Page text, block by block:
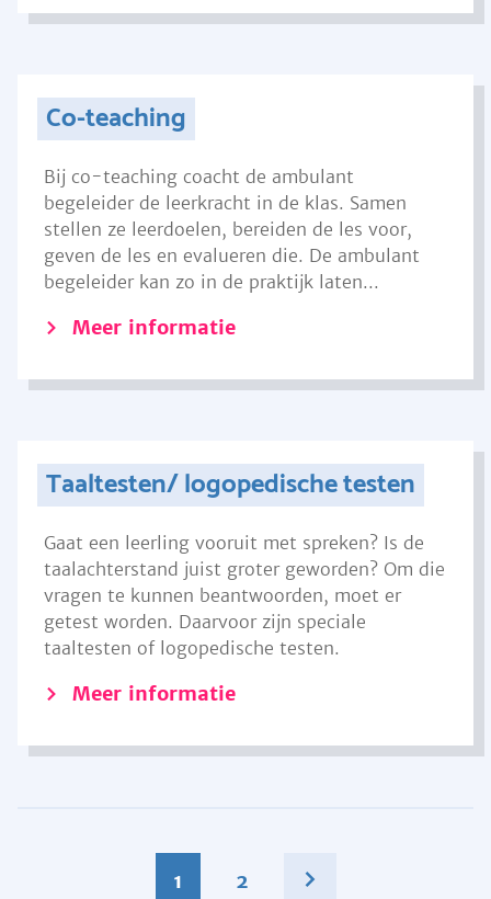
Co-teaching
Bij co-teaching coacht de ambulant
begeleider de leerkracht in de klas. Samen
stellen ze leerdoelen, bereiden de les voor,
geven de les en evalueren die. De ambulant
begeleider kan zo in de praktijk laten...
Meer informatie
Taaltesten/ logopedische testen
Gaat een leerling vooruit met spreken? Is de
taalachterstand juist groter geworden? Om die
vragen te kunnen beantwoorden, moet er
getest worden. Daarvoor zijn speciale
taaltesten of logopedische testen.
Meer informatie
1 2